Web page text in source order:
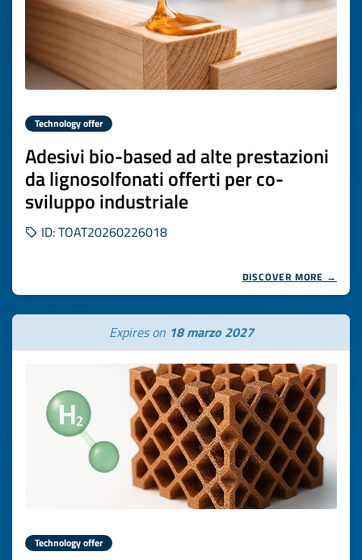
Technology offer
Adesivi bio-based ad alte prestazioni
da lignosolfonati offerti per co-
sviluppo industriale
ID: TOAT20260226018
DISCOVER MORE →
Expires on 18 marzo 2027
Technology offer